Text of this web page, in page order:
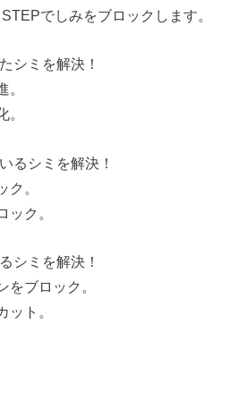
でしみをブロックします。
シミを解決！
るシミを解決！
。
ク。
シミを解決！
ブロック。
ト。